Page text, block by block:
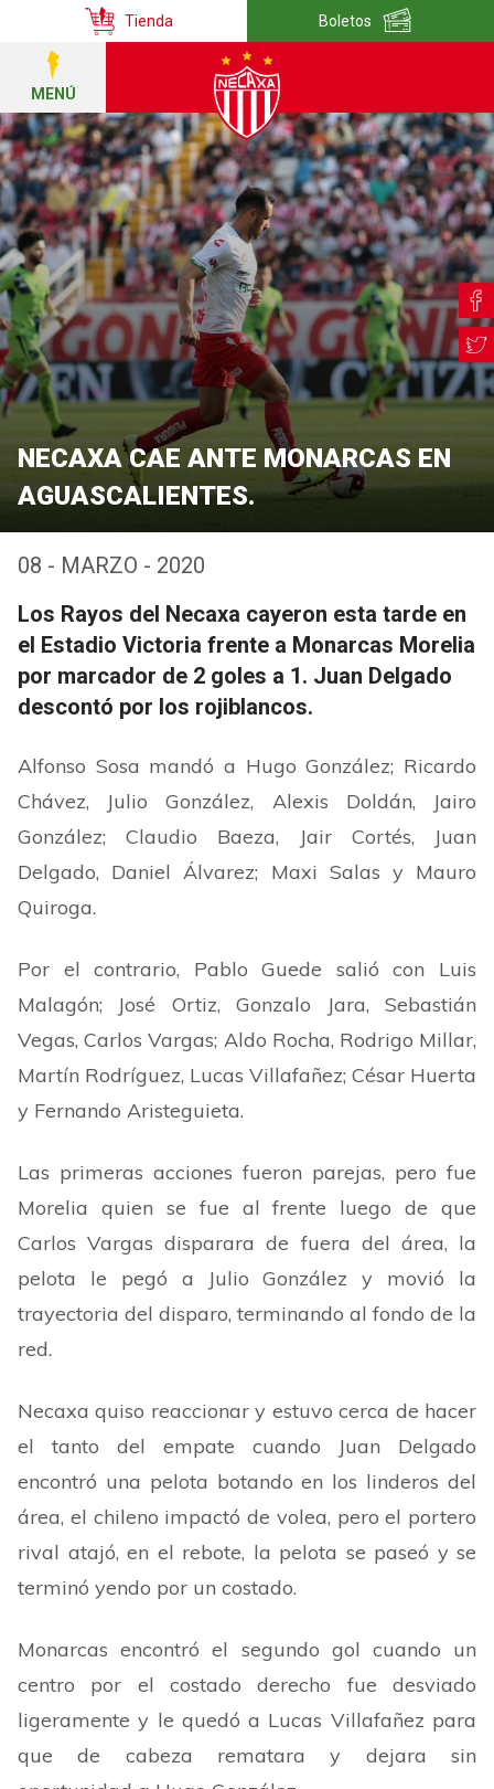
Tienda Boletos
MENÚ
NECAXA CAE ANTE MONARCAS EN
AGUASCALIENTES.
08 - MARZO - 2020
Los Rayos del Necaxa cayeron esta tarde en
el Estadio Victoria frente a Monarcas Morelia
por marcador de 2 goles a 1. Juan Delgado
descontó por los rojiblancos.
Alfonso Sosa mandó a Hugo González; Ricardo
Chávez, Julio González, Alexis Doldán, Jairo
González; Claudio Baeza, Jair Cortés, Juan
Delgado, Daniel Álvarez; Maxi Salas y Mauro
Quiroga.
Por el contrario, Pablo Guede salió con Luis
Malagón; José Ortiz, Gonzalo Jara, Sebastián
Vegas, Carlos Vargas; Aldo Rocha, Rodrigo Millar,
Martín Rodríguez, Lucas Villafañez; César Huerta
y Fernando Aristeguieta.
Las primeras acciones fueron parejas, pero fue
Morelia quien se fue al frente luego de que
Carlos Vargas disparara de fuera del área, la
pelota le pegó a Julio González y movió la
trayectoria del disparo, terminando al fondo de la
red.
Necaxa quiso reaccionar y estuvo cerca de hacer
el tanto del empate cuando Juan Delgado
encontró una pelota botando en los linderos del
área, el chileno impactó de volea, pero el portero
rival atajó, en el rebote, la pelota se paseó y se
terminó yendo por un costado.
Monarcas encontró el segundo gol cuando un
centro por el costado derecho fue desviado
ligeramente y le quedó a Lucas Villafañez para
que de cabeza rematara y dejara sin